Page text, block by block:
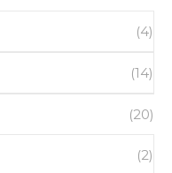
(4)
(14)
(20)
(2)